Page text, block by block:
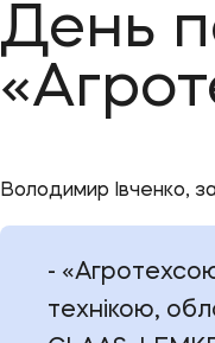
День
Володимир Івченко,
-
технікою,